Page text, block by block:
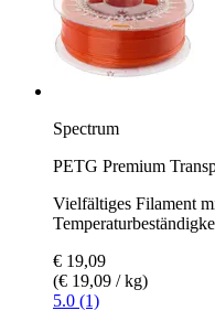
Spectrum
PETG Premium
Vielfältiges Filament
€ 19,09
(€ 19,09 / kg)
5.0 (1)